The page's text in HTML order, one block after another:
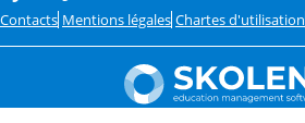
Contacts Mentions légales Chartes d'utilisation